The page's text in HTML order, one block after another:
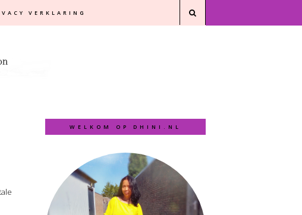
VERKLARING
WELKOM OP DHINI.NL